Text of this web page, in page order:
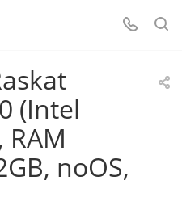
(Intel
RAM
noOS,